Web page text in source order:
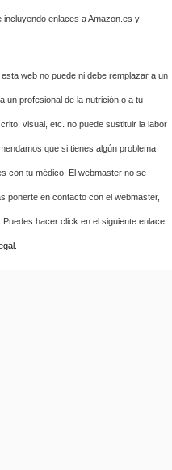
incluyendo enlaces a Amazon.es y
web no puede ni debe remplazar a un
un profesional de la nutrición o a tu
visual, etc. no puede sustituir la labor
que si tienes algún problema
con tu médico. El webmaster no se
ponerte en contacto con el webmaster,
hacer click en el siguiente enlace